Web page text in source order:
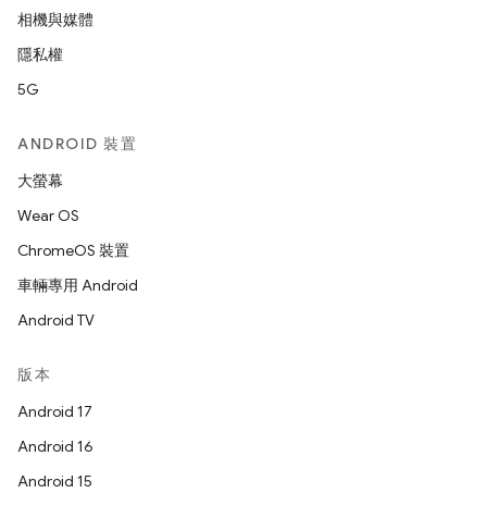
相機與媒體
隱私權
5G
ANDROID 裝置
大螢幕
Wear OS
ChromeOS 裝置
車輛專用 Android
Android TV
版本
Android 17
Android 16
Android 15